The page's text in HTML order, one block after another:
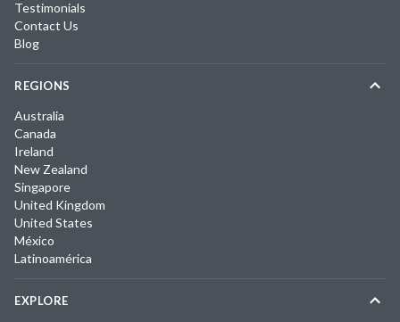
Testimonials
Contact Us
Blog
REGIONS
Australia
Canada
Ireland
New Zealand
Singapore
United Kingdom
United States
México
Latinoamérica
EXPLORE